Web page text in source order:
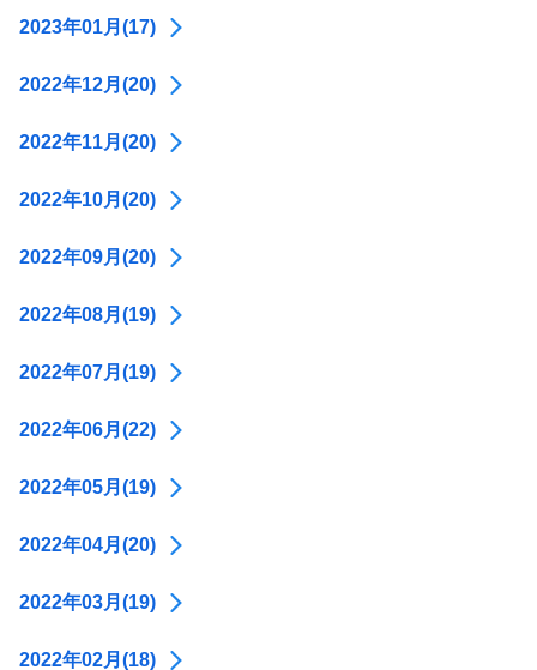
2023年01月(17)
2022年12月(20)
2022年11月(20)
2022年10月(20)
2022年09月(20)
2022年08月(19)
2022年07月(19)
2022年06月(22)
2022年05月(19)
2022年04月(20)
2022年03月(19)
2022年02月(18)